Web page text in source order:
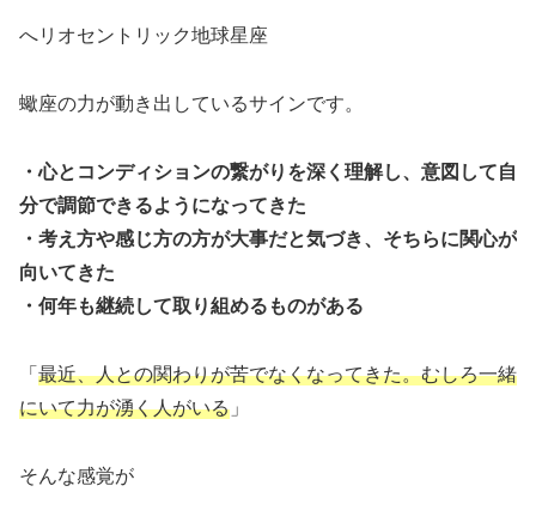
へリオセントリック地球星座
蠍座の力が動き出しているサインです。
・心とコンディションの繋がりを深く理解し、意図して自
分で調節できるようになってきた
・考え方や感じ方の方が大事だと気づき、そちらに関心が
向いてきた
・何年も継続して取り組めるものがある
「最近、人との関わりが苦でなくなってきた。むしろ一緒
にいて力が湧く人がいる 」
そんな感覚が